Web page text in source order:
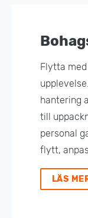
Flytta
hantering
till
personal
flytt,
LÄS